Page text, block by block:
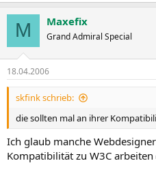
M Maxefix
Grand Admiral Special
18.04.2006
skfink schrieb:
die sollten mal an ihrer
Ich glaub manche
Kompatibilität zu W3C arbeiten